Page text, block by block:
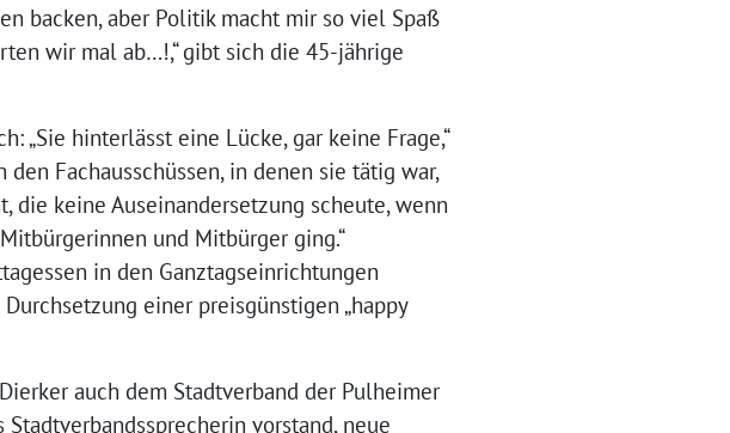
backen, aber Politik macht mir so viel Spaß
wir mal ab…!,“ gibt sich die 45-jährige
„Sie hinterlässt eine Lücke, gar keine Frage,“
den Fachausschüssen, in denen sie tätig war,
keine Auseinandersetzung scheute, wenn
und Mitbürger ging.“
in den Ganztagseinrichtungen
einer preisgünstigen „happy
auch dem Stadtverband der Pulheimer
vorstand, neue